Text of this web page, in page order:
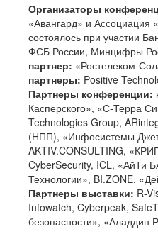
Организаторы
«Авангард» и Ассоциация
состоялось при участии
ФСБ России, Минцифры
партнер: «Ростелеком-
партнеры: Positive
Партнеры конференции:
Касперского», «С-Терра
Technologies Group,
(НПП), «Инфосистемы
AKTIV.CONSULTING,
CyberSecurity, ICL, «АйТи
Технологии», BI.ZONE,
Партнеры выставки: R-
Infowatch, Cyberpeak,
безопасности», «Аладдин